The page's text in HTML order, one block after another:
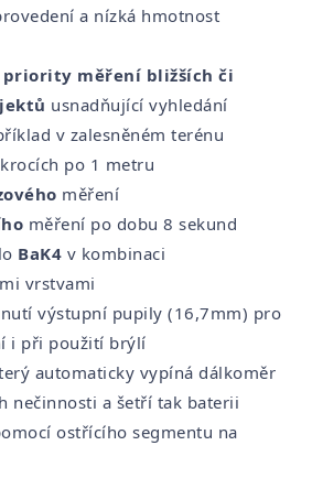
a nízká hmotnost
měření bližších či
usnadňující vyhledání
v zalesněném terénu
po 1 metru
měření
měření po dobu 8 sekund
BaK4 v kombinaci
vrstvami
výstupní pupily (16,7mm) pro
i při použití brýlí
automaticky vypíná dálkoměr
nečinnosti a šetří tak baterii
ostřícího segmentu na